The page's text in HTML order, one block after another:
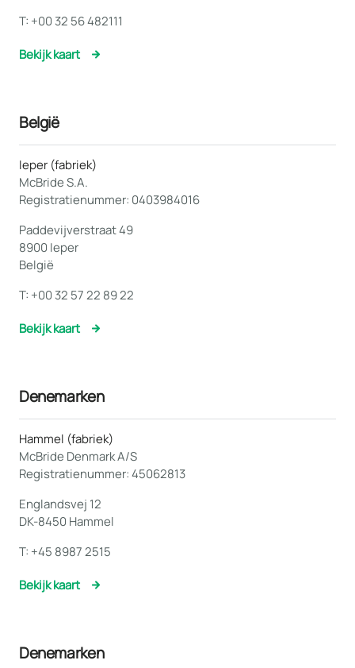
T: +00 32 56 482111
Bekijk kaart
België
Ieper (fabriek)
McBride S.A.
Registratienummer: 0403984016
Paddevijverstraat 49
8900 Ieper
België
T: +00 32 57 22 89 22
Bekijk kaart
Denemarken
Hammel (fabriek)
McBride Denmark A/S
Registratienummer: 45062813
Englandsvej 12
DK-8450 Hammel
T: +45 8987 2515
Bekijk kaart
Denemarken